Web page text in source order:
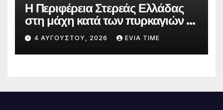
Η Περιφέρεια Στερεάς Ελλάδας
στη μάχη κατά των πυρκαγιών –
Δράσεις και στήριξη σε πέντε
περιφερειακές ενότητες
4 ΑΥΓΟΎΣΤΟΥ, 2026 EVIA TIME